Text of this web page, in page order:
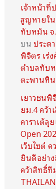
เจ้าหน้าที่
สูญหายใ
ทับหมัน จ
บนประด
พิจิตร เร่
ตำบลทับ
ตะพานหิน
เยาวชนพิ
ยม.4 คว้า
คาราเต้ลุ
Open
เว็บไซต์ คว
ยินดีอย่า
คว้าสิทธิ์ที